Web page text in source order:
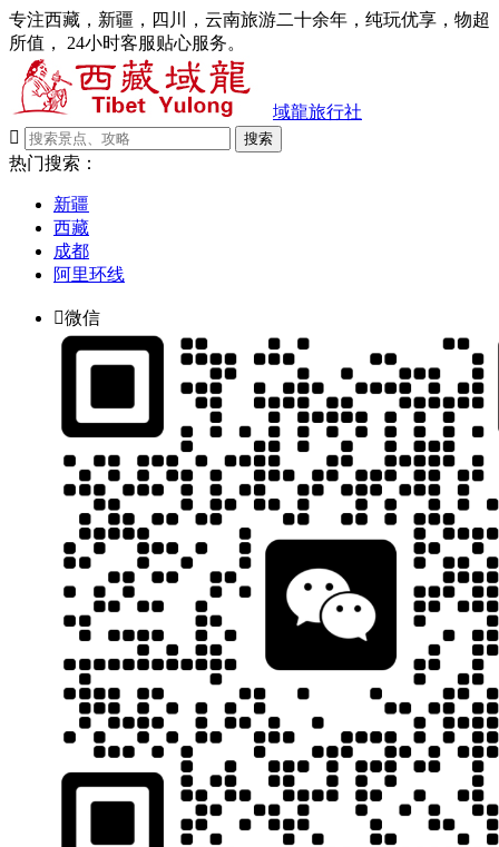
专注西藏，新疆，四川，云南旅游二十余年，纯玩优享，物超
所值， 24小时客服贴心服务。
域龍旅行社

搜索
热门搜索：
新疆
西藏
成都
阿里环线
微信